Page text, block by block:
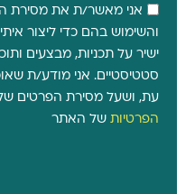
אני מאשר/ת את מסירת
והשימוש בהם כדי ליצור
ישיר על תכניות, מבצעים
סטטיסטיים. אני מודע/ת
עת, ושעל מסירת הפרטים
הפרטיות של האתר